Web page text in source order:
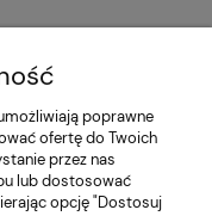
poprawne
ofertę do Twoich
przez nas
lub dostosować
opcję "Dostosuj